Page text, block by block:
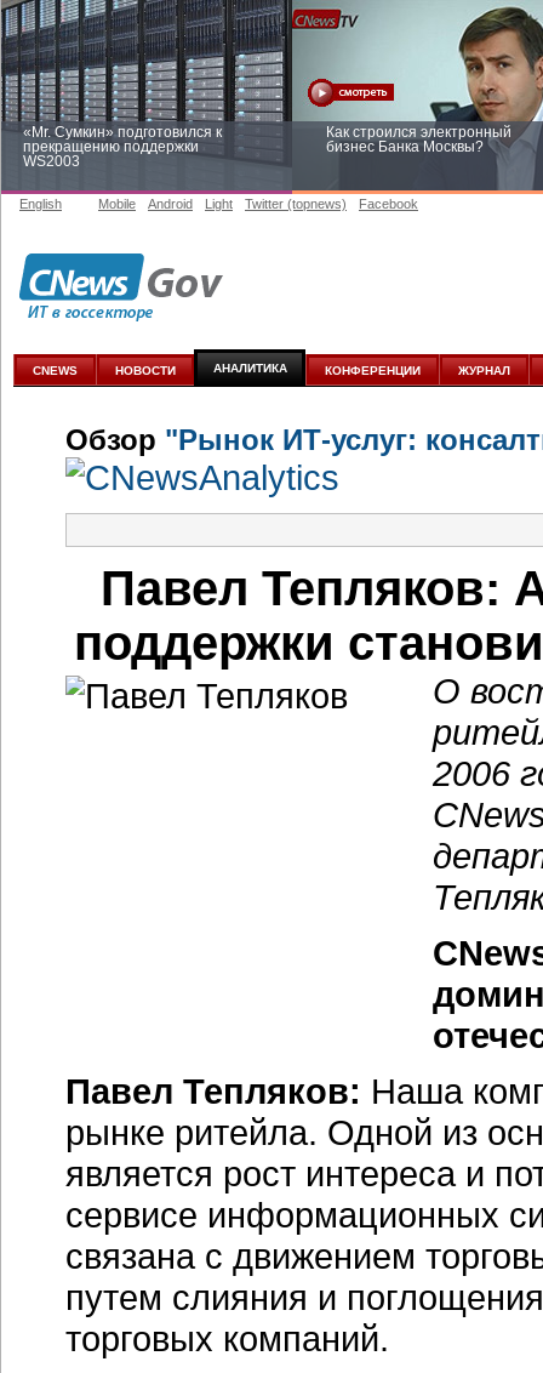
«Mr. Сумкин» подготовился к
прекращению поддержки
WS2003
Как строился электронный
бизнес Банка Москвы?
Заоблачная оптимизация: как
аналитике
English Mobile Android Light Twitter (topnews) Facebook
CNEWS НОВОСТИ АНАЛИТИКА КОНФЕРЕНЦИИ ЖУРНАЛ
Обзор "Рынок ИТ-услуг:
Павел Тепляков:
поддержки
О
2006
Павел Тепляков: Наша
рынке ритейла. Одной из
является рост интереса и
сервисе информационных
связана с движением
путем слияния и
торговых компаний.